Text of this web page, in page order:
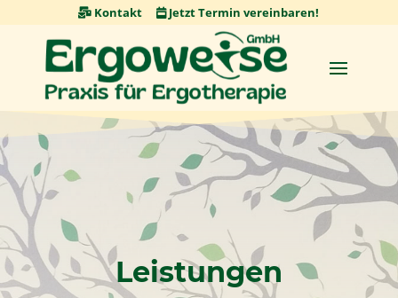
content
Kontakt Jetzt Termin vereinbaren!
Leistungen